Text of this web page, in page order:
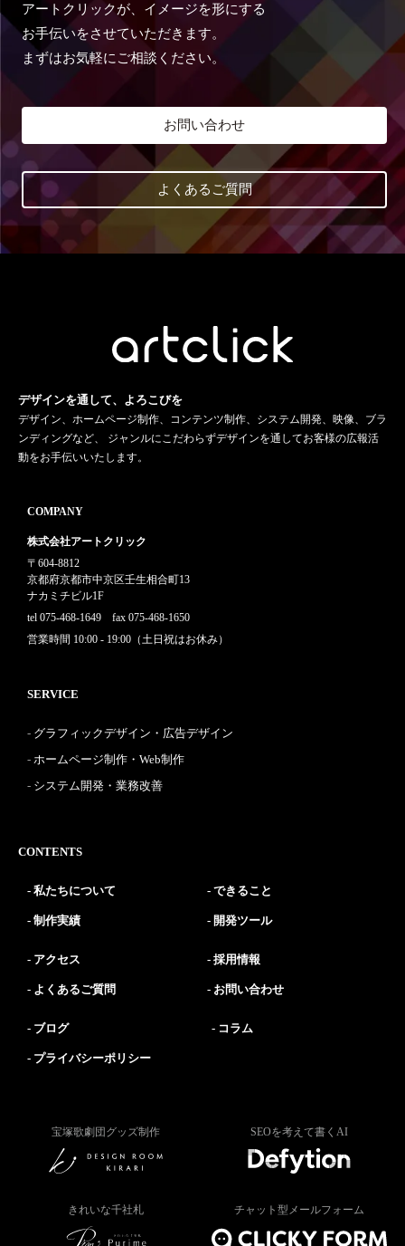
アートクリックが、イメージを形にする
お手伝いをさせていただきます。
まずはお気軽にご相談ください。
お問い合わせ
よくあるご質問
デザインを通して、よろこびを
デザイン、ホームページ制作、コンテンツ制作、システム開発、映像、ブラ
ンディングなど、 ジャンルにこだわらずデザインを通してお客様の広報活
動をお手伝いいたします。
COMPANY
株式会社アートクリック
〒604-8812
京都府京都市中京区壬生相合町13
ナカミチビル1F
tel 075-468-1649 fax 075-468-1650
営業時間 10:00 - 19:00（土日祝はお休み）
SERVICE
グラフィックデザイン・広告デザイン
ホームページ制作・Web制作
システム開発・業務改善
CONTENTS
私たちについて できること
制作実績 開発ツール
アクセス 採用情報
よくあるご質問 お問い合わせ
ブログ コラム
プライバシーポリシー
宝塚歌劇団グッズ制作 SEOを考えて書くAI
きれいな千社札 チャット型メールフォーム